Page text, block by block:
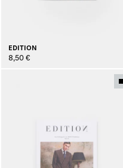
EDITION
8,50 €